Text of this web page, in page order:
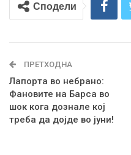
Сподели
ПРЕТХОДНА
Лапорта во небрано:
Фановите на Барса во
шок кога дознале кој
треба да дојде во јуни!